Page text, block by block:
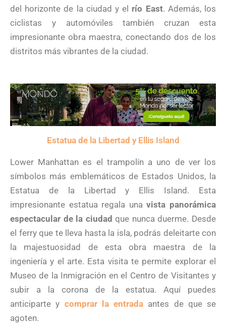
del horizonte de la ciudad y el río East. Además, los
ciclistas y automóviles también cruzan esta
impresionante obra maestra, conectando dos de los
distritos más vibrantes de la ciudad.
Estatua de la Libertad y Ellis Island
Lower Manhattan es el trampolín a uno de ver los
símbolos más emblemáticos de Estados Unidos, la
Estatua de la Libertad y Ellis Island. Esta
impresionante estatua regala unavista panorámica
espectacular de la ciudad que nunca duerme. Desde
el ferry que te lleva hasta la isla, podrás deleitarte con
la majestuosidad de esta obra maestra de la
ingeniería y el arte. Esta visita te permite explorar el
Museo de la Inmigración en el Centro de Visitantes y
subir a la corona de la estatua. Aquí puedes
anticiparte y comprar la entrada antes de que se
agoten.